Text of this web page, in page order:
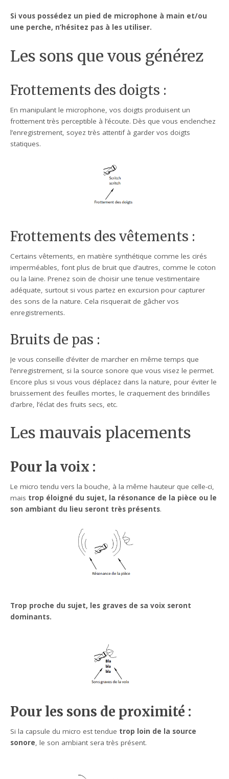
Si vous possédez un pied de microphone à main et/ou
une perche, n’hésitez pas à les utiliser.
Les sons que vous générez
Frottements des doigts :
En manipulant le microphone, vos doigts produisent un
frottement très perceptible à l’écoute. Dès que vous enclenchez
l’enregistrement, soyez très attentif à garder vos doigts
statiques.
Frottements des vêtements :
Certains vêtements, en matière synthétique comme les cirés
imperméables, font plus de bruit que d’autres, comme le coton
ou la laine. Prenez soin de choisir une tenue vestimentaire
adéquate, surtout si vous partez en excursion pour capturer
des sons de la nature. Cela risquerait de gâcher vos
enregistrements.
Bruits de pas :
Je vous conseille d’éviter de marcher en même temps que
l’enregistrement, si la source sonore que vous visez le permet.
Encore plus si vous vous déplacez dans la nature, pour éviter le
bruissement des feuilles mortes, le craquement des brindilles
d’arbre, l’éclat des fruits secs, etc.
Les mauvais placements
Pour la voix :
Le micro tendu vers la bouche, à la même hauteur que celle-ci,
mais trop éloigné du sujet, la résonance de la pièce ou le
son ambiant du lieu seront très présents.
Trop proche du sujet, les graves de sa voix seront
dominants.
Pour les sons de proximité :
Si la capsule du micro est tendue trop loin de la source
sonore, le son ambiant sera très présent.